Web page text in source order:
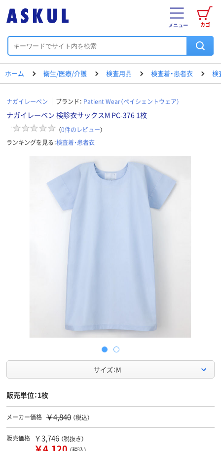
カゴ
メニュー
ホーム 衛生/医療/介護 検査用品 検査着・患者衣 検
ナガイレーベン ブランド： Patient Wear（ペイシェントウェア）
ナガイレーベン 検診衣サックスM PC-376 1枚
（0件のレビュー）
ランキングを見る：検査着・患者衣
サイズ：M
販売単位：1枚
メーカー価格 ￥4,840 （税込）
販売価格 ￥3,746 （税抜き）